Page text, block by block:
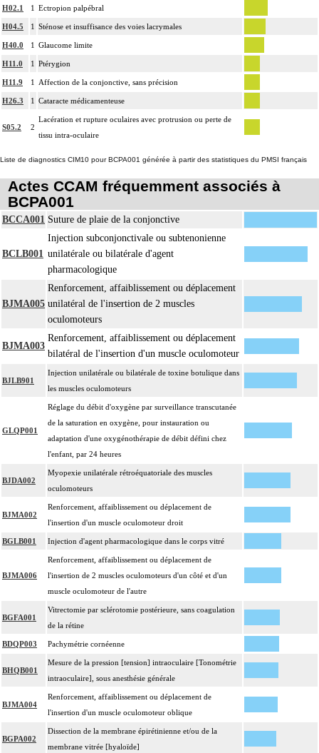
H02.1 1 Ectropion palpébral
H04.5 1 Sténose et insuffisance des voies lacrymales
H40.0 1 Glaucome limite
H11.0 1 Ptérygion
H11.9 1 Affection de la conjonctive, sans précision
H26.3 1 Cataracte médicamenteuse
S05.2 2
Lacération et rupture oculaires avec protrusion ou perte de
tissu intra-oculaire
Liste de diagnostics CIM10 pour BCPA001 générée à partir des statistiques du PMSI français
Actes CCAM fréquemment associés à
BCPA001
BCCA001 Suture de plaie de la conjonctive
BCLB001
Injection subconjonctivale ou subtenonienne
unilatérale ou bilatérale d'agent
pharmacologique
BJMA005
Renforcement, affaiblissement ou déplacement
unilatéral de l'insertion de 2 muscles
oculomoteurs
BJMA003
Renforcement, affaiblissement ou déplacement
bilatéral de l'insertion d'un muscle oculomoteur
BJLB901
Injection unilatérale ou bilatérale de toxine botulique dans
les muscles oculomoteurs
GLQP001
Réglage du débit d'oxygène par surveillance transcutanée
de la saturation en oxygène, pour instauration ou
adaptation d'une oxygénothérapie de débit défini chez
l'enfant, par 24 heures
BJDA002
Myopexie unilatérale rétroéquatoriale des muscles
oculomoteurs
BJMA002
Renforcement, affaiblissement ou déplacement de
l'insertion d'un muscle oculomoteur droit
BGLB001 Injection d'agent pharmacologique dans le corps vitré
BJMA006
Renforcement, affaiblissement ou déplacement de
l'insertion de 2 muscles oculomoteurs d'un côté et d'un
muscle oculomoteur de l'autre
BGFA001
Vitrectomie par sclérotomie postérieure, sans coagulation
de la rétine
BDQP003 Pachymétrie cornéenne
BHQB001
Mesure de la pression [tension] intraoculaire [Tonométrie
intraoculaire], sous anesthésie générale
BJMA004
Renforcement, affaiblissement ou déplacement de
l'insertion d'un muscle oculomoteur oblique
BGPA002
Dissection de la membrane épirétinienne et/ou de la
membrane vitrée [hyaloïde]